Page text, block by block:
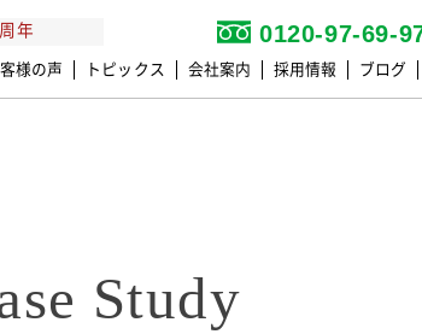
年 0120-97-69-
様の声 トピックス 会社案内 採用情報 ブログ
Study